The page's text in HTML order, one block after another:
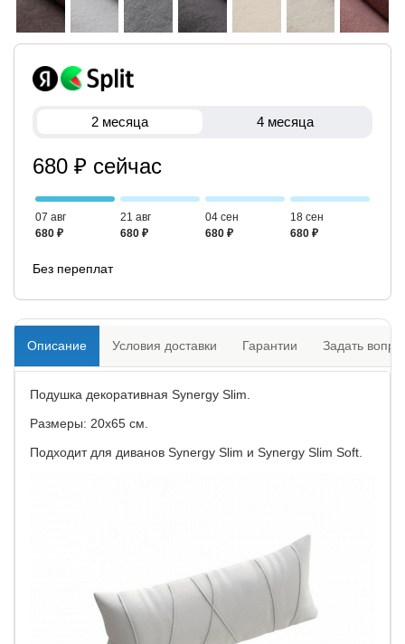
2 месяца 4 месяца
680 ₽ сейчас
07 авг
680 ₽
21 авг
680 ₽
04 сен
680 ₽
18 сен
680 ₽
Без переплат
Описание Условия доставки Гарантии Задать
Подушка декоративная Synergy Slim.
Размеры: 20х65 см.
Подходит для диванов Synergy Slim и Synergy Slim Soft.